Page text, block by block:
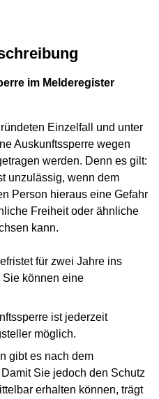
im Melderegister
Einzelfall und unter
Auskunftssperre wegen
werden. Denn es gilt:
unzulässig, wenn dem
Person hieraus eine Gefahr
Freiheit oder ähnliche
kann.
für zwei Jahre ins
Sie können eine
ist jederzeit
möglich.
gibt es nach dem
Sie jedoch den Schutz
erhalten können, trägt